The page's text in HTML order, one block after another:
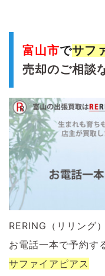
富山市でサフ
売却のご相談
RERING（リリング
お電話一本で予約す
サファイアピアス